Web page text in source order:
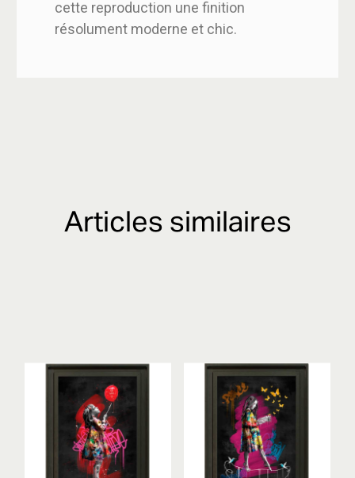
cette reproduction une finition
résolument moderne et chic.
Articles similaires